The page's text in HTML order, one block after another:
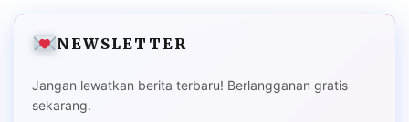
NEWSLETTER
Jangan lewatkan berita terbaru! Berlangganan gratis
sekarang.